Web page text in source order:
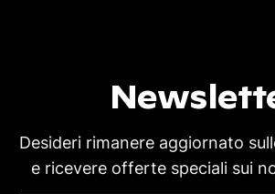
Desideri rimanere aggiornato
e ricevere offerte speciali sui